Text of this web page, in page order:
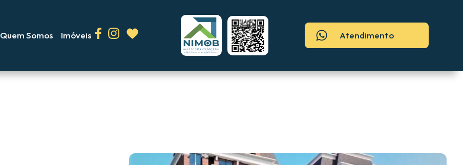
Quem Somos Imóveis Atendimento